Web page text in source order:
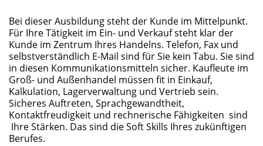
Bei dieser Ausbildung steht der Kunde im Mittelpunkt.
Für Ihre Tätigkeit im Ein- und Verkauf steht klar der
Kunde im Zentrum Ihres Handelns. Telefon, Fax und
selbstverständlich E-Mail sind für Sie kein Tabu. Sie sind
in diesen Kommunikationsmitteln sicher. Kaufleute im
Groß- und Außenhandel müssen fit in Einkauf,
Kalkulation, Lagerverwaltung und Vertrieb sein.
Sicheres Auftreten, Sprachgewandtheit,
Kontaktfreudigkeit und rechnerische Fähigkeiten sind
Ihre Stärken. Das sind die Soft Skills Ihres zukünftigen
Berufes.